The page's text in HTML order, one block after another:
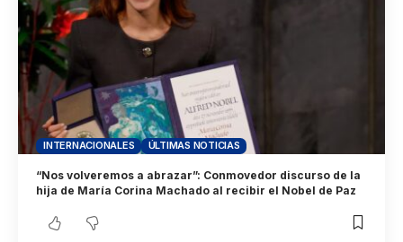
INTERNACIONALES ÚLTIMAS NOTICIAS
“Nos volveremos a abrazar”: Conmovedor discurso de la
hija de María Corina Machado al recibir el Nobel de Paz